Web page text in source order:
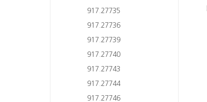
917.27735
917.27736
917.27739
917.27740
917.27743
917.27744
917.27746